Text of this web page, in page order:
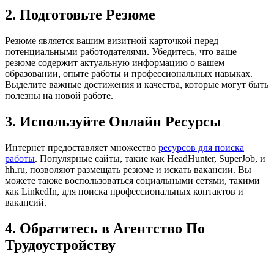
2. Подготовьте Резюме
Резюме является вашим визитной карточкой перед
потенциальными работодателями. Убедитесь, что ваше
резюме содержит актуальную информацию о вашем
образовании, опыте работы и профессиональных навыках.
Выделите важные достижения и качества, которые могут быть
полезны на новой работе.
3. Используйте Онлайн Ресурсы
Интернет предоставляет множество ресурсов для поиска
работы. Популярные сайты, такие как HeadHunter, SuperJob, и
hh.ru, позволяют размещать резюме и искать вакансии. Вы
можете также воспользоваться социальными сетями, такими
как LinkedIn, для поиска профессиональных контактов и
вакансий.
4. Обратитесь в Агентство По
Трудоустройству